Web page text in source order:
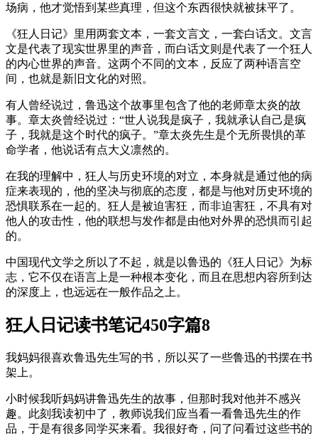
场病，他才觉悟到某些真理，但这个东西很快就被抹平了。
《狂人日记》里用两套文本，一套文言文，一套白话文。文言
文是代表了现实世界里的声音，而白话文则是代表了一个狂人
的内心世界的声音。这两个不同的文本，反应了两种语言空
间，也就是新旧文化的对照。
有人曾经说过，鲁迅这个故事里包含了他的老师章太炎的故
事。章太炎曾经说过：“世人说我是疯子，我就承认自己是疯
子，我就是这个时代的疯子。”章太炎先生是个无所畏惧的革
命学者，他说话有点大义凛然的。
在我的理解中，狂人与历史环境的对立，本身就是通过他的病
症来表现的，他的坚决与彻底的态度，都是与他对历史环境的
恐惧联系在一起的。狂人是被迫害狂，而非迫害狂，不具有对
他人的攻击性，他的联想与发作都是由他对外界的恐惧而引起
的。
中国现代文学之所以了不起，就是以鲁迅的《狂人日记》为标
志，它不仅在语言上是一种根本变化，而且在思想内容所到达
的深度上，也远远在一般作品之上。
狂人日记读书笔记450字篇8
我妈妈很喜欢鲁迅先生写的书，所以买了一些鲁迅的书摆在书
架上。
小时候我听妈妈讲鲁迅先生的故事，但那时我对他并不感兴
趣。此刻我读初中了，教师说我们应当看一看鲁迅先生的作
品，于是有很多同学买来看。我很好奇，问了问看过这些书的